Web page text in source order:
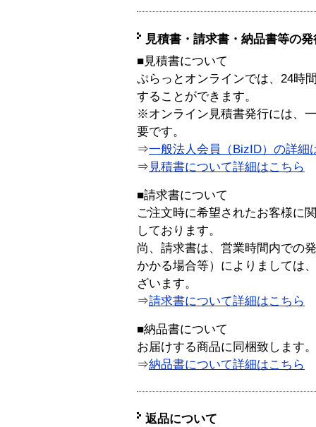
見積書・請求書・納品書等の
■見積書について
ぷらっとオンラインでは、24時
することができます。
※オンライン見積書発行には、
要です。
⇒一般法人会員（BizID）の詳細
⇒ 見積書について詳細はこちら
■請求書について
ご注文時に希望されたお客様に
しております。
尚、請求書は、営業時間内での
かかる場合等）によりましては
ざいます。
⇒請求書について詳細はこちら
■納品書について
お届けする商品に同梱致します。
⇒納品書について詳細はこちら
返品について